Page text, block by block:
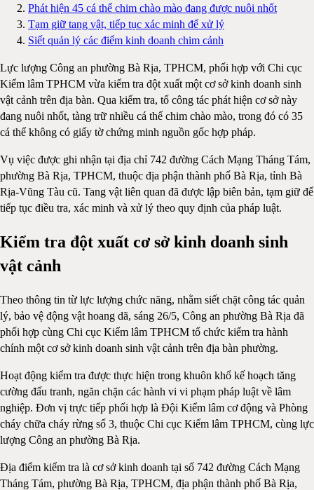
Phát hiện 45 cá thể chim chào mào đang được nuôi nhốt
Tạm giữ tang vật, tiếp tục xác minh để xử lý
Siết quản lý các điểm kinh doanh chim cảnh
Lực lượng Công an phường Bà Rịa, TPHCM, phối hợp với Chi cục
Kiểm lâm TPHCM vừa kiểm tra đột xuất một cơ sở kinh doanh sinh
vật cảnh trên địa bàn. Qua kiểm tra, tổ công tác phát hiện cơ sở này
đang nuôi nhốt, tàng trữ nhiều cá thể chim chào mào, trong đó có 35
cá thể không có giấy tờ chứng minh nguồn gốc hợp pháp.
Vụ việc được ghi nhận tại địa chỉ 742 đường Cách Mạng Tháng Tám,
phường Bà Rịa, TPHCM, thuộc địa phận thành phố Bà Rịa, tỉnh Bà
Rịa-Vũng Tàu cũ. Tang vật liên quan đã được lập biên bản, tạm giữ để
tiếp tục điều tra, xác minh và xử lý theo quy định của pháp luật.
Kiểm tra đột xuất cơ sở kinh doanh sinh
vật cảnh
Theo thông tin từ lực lượng chức năng, nhằm siết chặt công tác quản
lý, bảo vệ động vật hoang dã, sáng 26/5, Công an phường Bà Rịa đã
phối hợp cùng Chi cục Kiểm lâm TPHCM tổ chức kiểm tra hành
chính một cơ sở kinh doanh sinh vật cảnh trên địa bàn phường.
Hoạt động kiểm tra được thực hiện trong khuôn khổ kế hoạch tăng
cường đấu tranh, ngăn chặn các hành vi vi phạm pháp luật về lâm
nghiệp. Đơn vị trực tiếp phối hợp là Đội Kiểm lâm cơ động và Phòng
cháy chữa cháy rừng số 3, thuộc Chi cục Kiểm lâm TPHCM, cùng lực
lượng Công an phường Bà Rịa.
Địa điểm kiểm tra là cơ sở kinh doanh tại số 742 đường Cách Mạng
Tháng Tám, phường Bà Rịa, TPHCM, địa phận thành phố Bà Rịa,